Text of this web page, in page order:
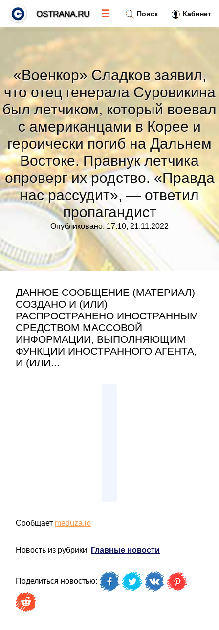
«Военкор» Сладков заявил,
что отец генерала Суровикина
был летчиком, который воевал
с американцами в Корее и
героически погиб на Дальнем
Востоке. Правнук летчика
опроверг их родство. «Правда
нас рассудит», — ответил
пропагандист
Опубликовано: 17:10, 21.11.2022
ДАННОЕ СООБЩЕНИЕ (МАТЕРИАЛ)
СОЗДАНО И (ИЛИ)
РАСПРОСТРАНЕНО ИНОСТРАННЫМ
СРЕДСТВОМ МАССОВОЙ
ИНФОРМАЦИИ, ВЫПОЛНЯЮЩИМ
ФУНКЦИИ ИНОСТРАННОГО АГЕНТА,
И (ИЛИ...
Сообщает meduza.io
Новость из рубрики: Главные новости
Поделиться новостью:
Поиск Кабинет
OSTRANA.RU ☰
Новости
Тренды новостей»
Рубрики»
Правила »
Контакт